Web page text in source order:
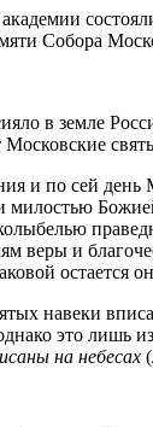
Собора
в земле
и по сей день
милостью
веры и
остается
навеки
это лишь
на небесах